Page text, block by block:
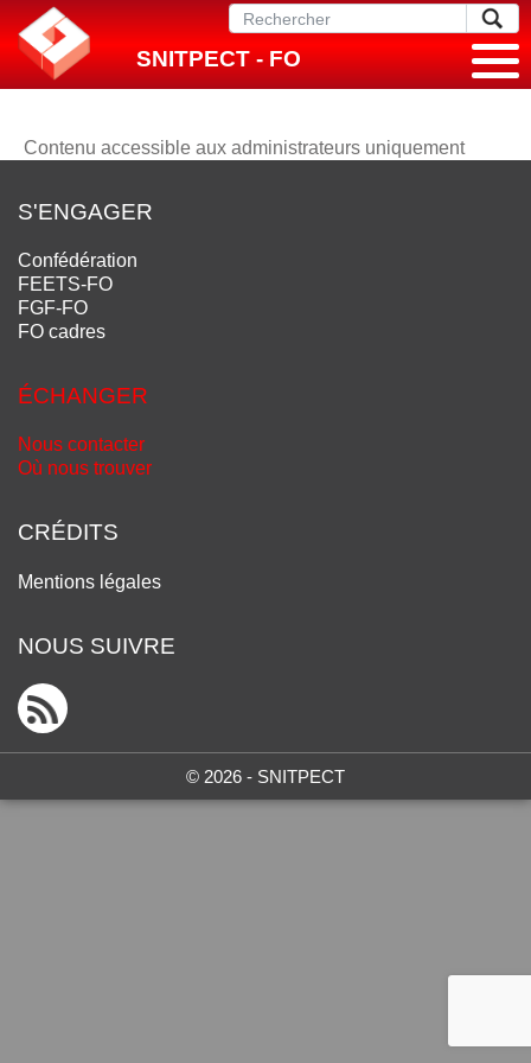
SNITPECT - FO
Contenu accessible aux administrateurs uniquement
S'ENGAGER
Confédération
FEETS-FO
FGF-FO
FO cadres
ÉCHANGER
Nous contacter
Où nous trouver
CRÉDITS
Mentions légales
NOUS SUIVRE
© 2026 - SNITPECT